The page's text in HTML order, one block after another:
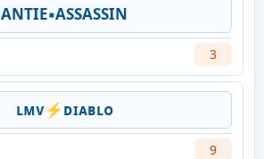
ANTIE▪︎ASSASSIN
3
ʟᴍᴠ⚡ᴅɪᴀʙʟᴏ
9